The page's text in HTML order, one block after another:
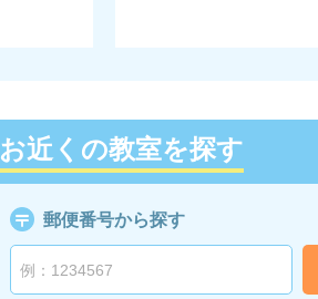
お近くの教室を探す
郵便番号から探す